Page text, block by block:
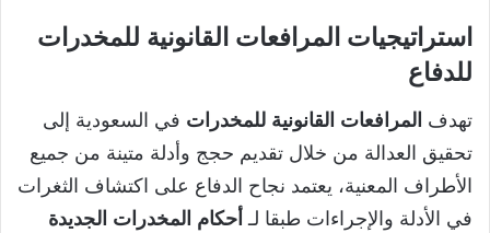
استراتيجيات المرافعات القانونية للمخدرات
للدفاع
تهدف المرافعات القانونية للمخدرات في السعودية إلى
تحقيق العدالة من خلال تقديم حجج وأدلة متينة من جميع
الأطراف المعنية، يعتمد نجاح الدفاع على اكتشاف الثغرات
في الأدلة والإجراءات طبقا لـأحكام المخدرات الجديدة